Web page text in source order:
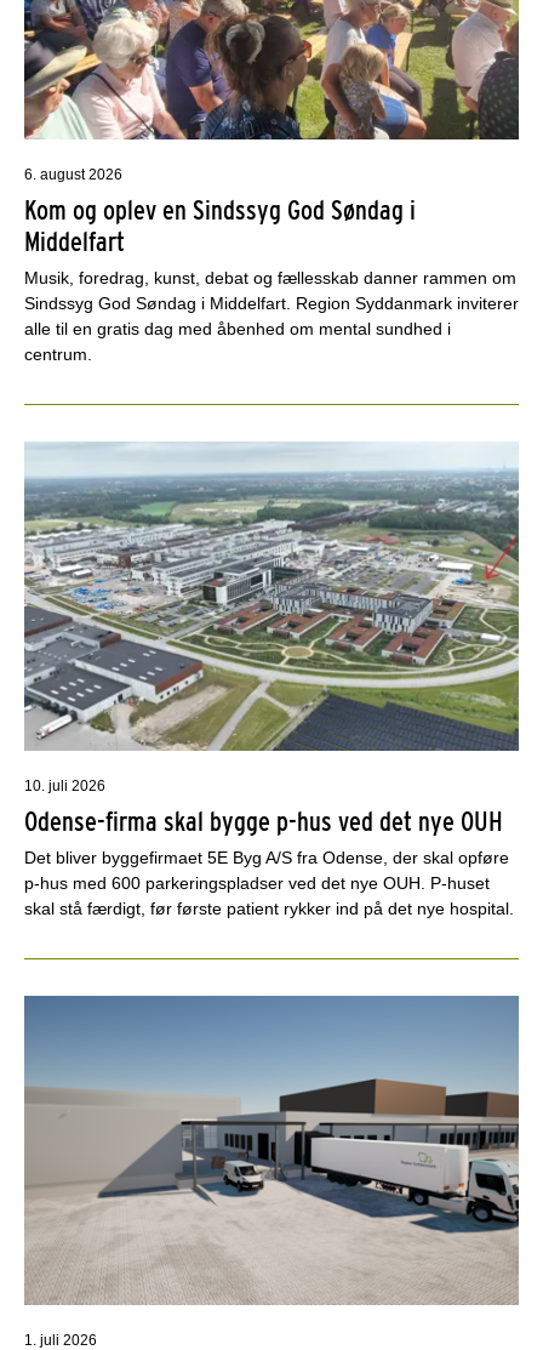
6. august 2026
Kom og oplev en Sindssyg God Søndag i
Middelfart
Musik, foredrag, kunst, debat og fællesskab danner rammen om
Sindssyg God Søndag i Middelfart. Region Syddanmark inviterer
alle til en gratis dag med åbenhed om mental sundhed i
centrum.
10. juli 2026
Odense-firma skal bygge p-hus ved det nye OUH
Det bliver byggefirmaet 5E Byg A/S fra Odense, der skal opføre
p-hus med 600 parkeringspladser ved det nye OUH. P-huset
skal stå færdigt, før første patient rykker ind på det nye hospital.
1. juli 2026